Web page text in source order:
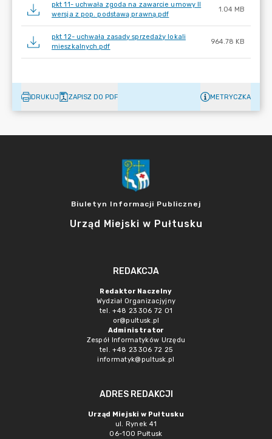
pkt 11- uchwała zgoda na zawarcie umowy II
wersja z pop. podstawą prawną.pdf
1.04 MB
pkt 12- uchwała zasady sprzedaży lokali
mieszkalnych.pdf
964.78 KB
DRUKUJ ZAPISZ DO PDF METRYCZKA
Biuletyn Informacji Publicznej
Urząd Miejski w Pułtusku
REDAKCJA
Redaktor Naczelny
Wydział Organizacjyjny
tel. +48 23 306 72 01
or@pultusk.pl
Administrator
Zespół Informatyków Urzędu
tel. +48 23 306 72 25
informatyk@pultusk.pl
ADRES REDAKCJI
Urząd Miejski w Pułtusku
ul. Rynek 41
06-100 Pułtusk